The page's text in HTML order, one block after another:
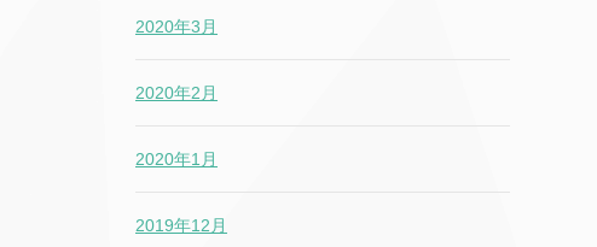
2020年3月
2020年2月
2020年1月
2019年12月